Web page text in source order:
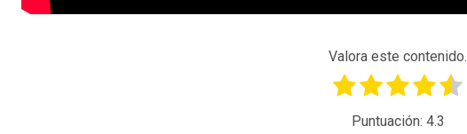
Valora este contenido.
Puntuación: 4.3